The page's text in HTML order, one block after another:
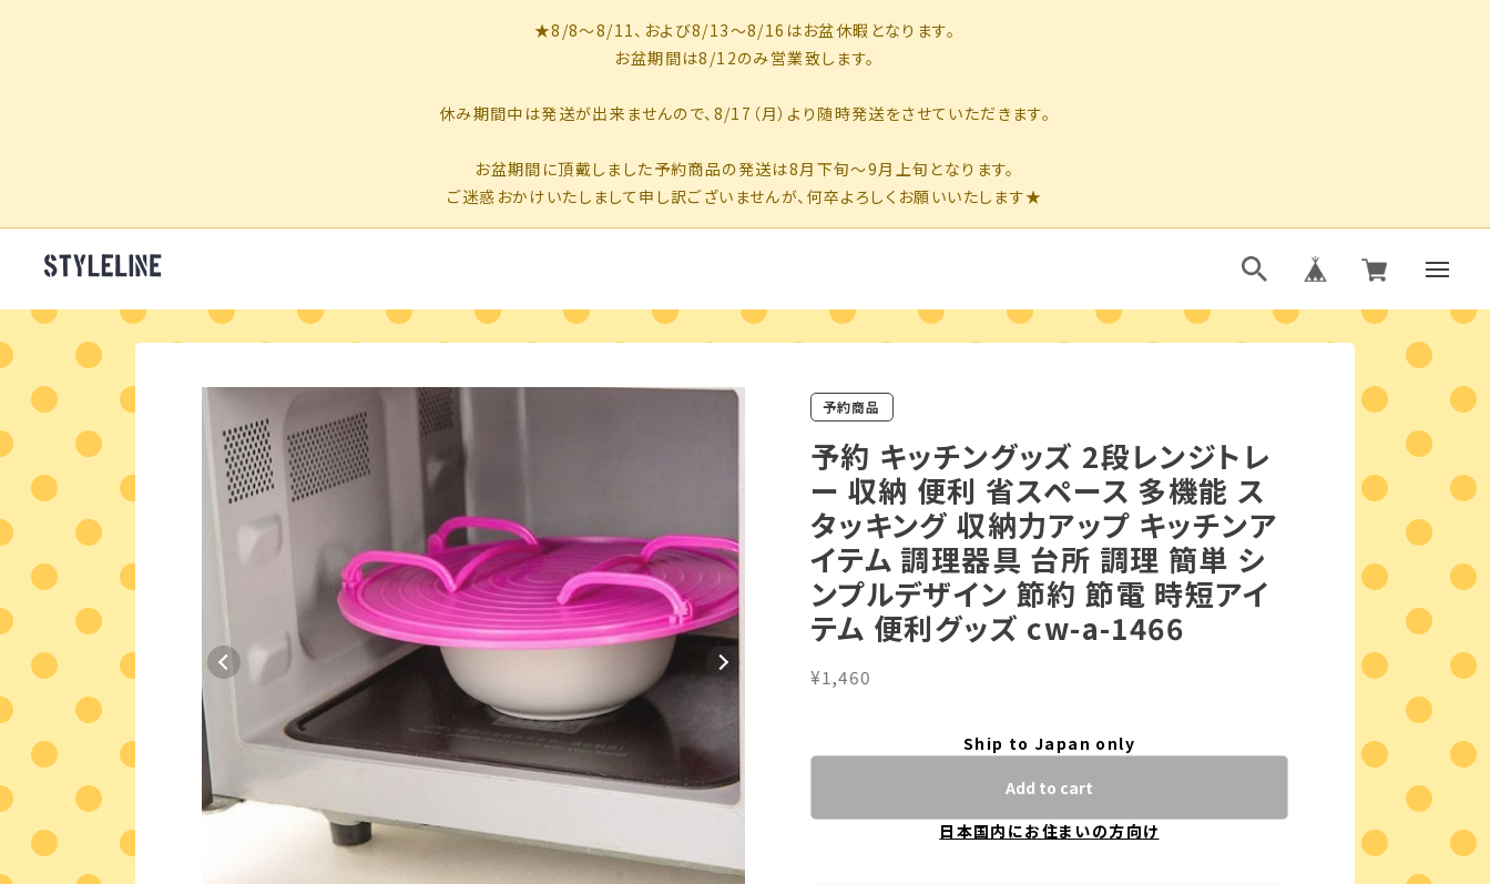
予約商品
予約 キッチングッズ 2段レンジトレ
ー 収納 便利 省スペース 多機能 ス
タッキング 収納力アップ キッチンア
イテム 調理器具 台所 調理 簡単 シ
ンプルデザイン 節約 節電 時短アイ
テム 便利グッズ cw-a-1466
¥1,460
Ship to Japan only
Add to cart
日本国内にお住まいの方向け